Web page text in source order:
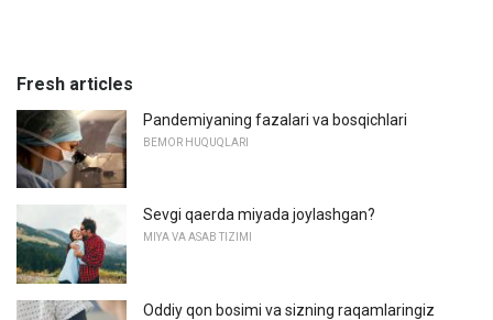
Fresh articles
Pandemiyaning fazalari va bosqichlari
BEMOR HUQUQLARI
Sevgi qaerda miyada joylashgan?
MIYA VA ASAB TIZIMI
Oddiy qon bosimi va sizning raqamlaringiz